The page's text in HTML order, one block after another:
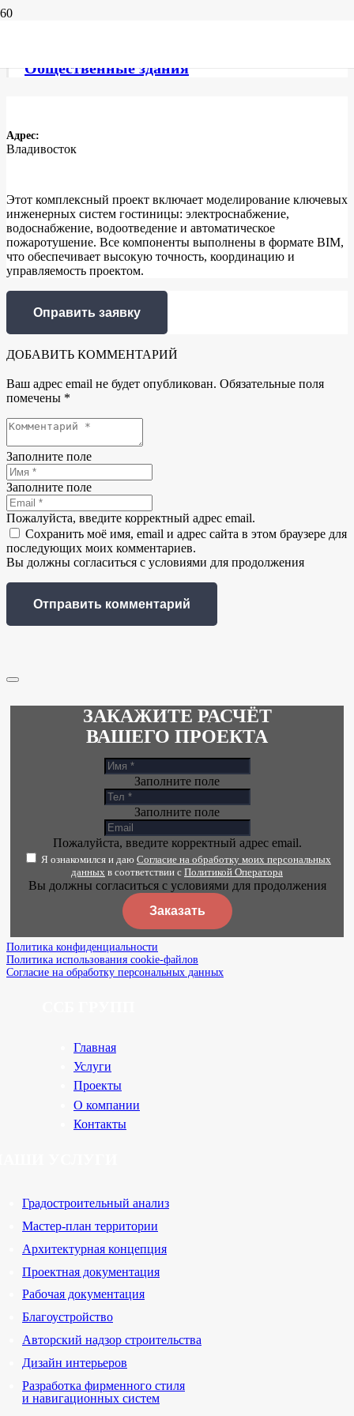
Общественные здания
Адрес:
Владивосток
Этот комплексный проект включает моделирование ключевых
инженерных систем гостиницы: электроснабжение,
водоснабжение, водоотведение и автоматическое
пожаротушение. Все компоненты выполнены в формате BIM,
что обеспечивает высокую точность, координацию и
управляемость проектом.
Оправить заявку
ДОБАВИТЬ КОММЕНТАРИЙ
Ваш адрес email не будет опубликован. Обязательные поля
помечены *
Заполните поле
Заполните поле
Пожалуйста, введите корректный адрес email.
Сохранить моё имя, email и адрес сайта в этом браузере для
последующих моих комментариев.
Вы должны согласиться с условиями для продолжения
Отправить комментарий
ЗАКАЖИТЕ РАСЧЁТ
ВАШЕГО ПРОЕКТА
Заполните поле
Заполните поле
Пожалуйста, введите корректный адрес email.
Я ознакомился и даю Согласие на обработку моих персональных
данных в соответствии с Политикой Оператора
Вы должны согласиться с условиями для продолжения
Заказать
Политика конфиденциальности
Политика использования cookie-файлов
Согласие на обработку персональных данных
Главная
Услуги
Проекты
О компании
Контакты
Градостроительный анализ
Мастер-план территории
Архитектурная концепция
Проектная документация
Рабочая документация
Благоустройство
Авторский надзор строительства
Дизайн интерьеров
Разработка фирменного стиля
и навигационных систем